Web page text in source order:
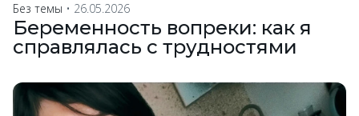
Без темы • 26.05.2026
Беременность вопреки: как я
справлялась с трудностями